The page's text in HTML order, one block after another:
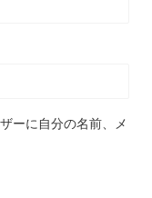
ーに自分の名前、メ